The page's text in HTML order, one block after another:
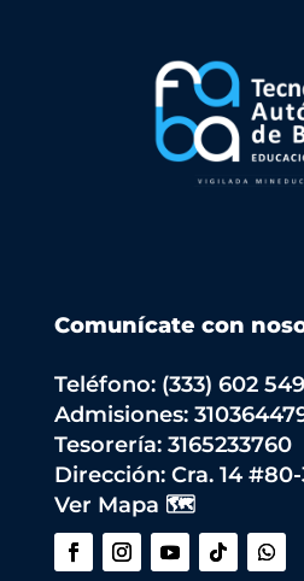
Comunícate con
Teléfono: (333) 602
Admisiones:
Tesorería: 3165233760
Dirección: Cra. 14
Ver Mapa 🗺️